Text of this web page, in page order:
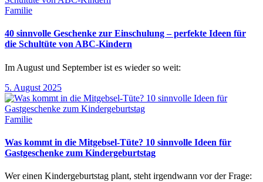
Familie
40 sinnvolle Geschenke zur Einschulung – perfekte Ideen für
die Schultüte von ABC-Kindern
Im August und September ist es wieder so weit:
5. August 2025
Familie
Was kommt in die Mitgebsel-Tüte? 10 sinnvolle Ideen für
Gastgeschenke zum Kindergeburtstag
Wer einen Kindergeburtstag plant, steht irgendwann vor der Frage: